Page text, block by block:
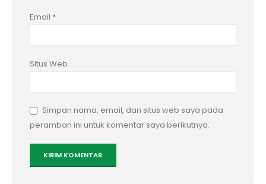
Email *
Situs Web
Simpan nama, email, dan situs web saya pada
peramban ini untuk komentar saya berikutnya.